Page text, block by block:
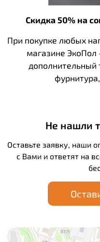
Скидка 50% на
При покупке любых
магазине ЭкоПол
дополнительный
Не нашли
Оставьте заявку, наши
с Вами и ответят на